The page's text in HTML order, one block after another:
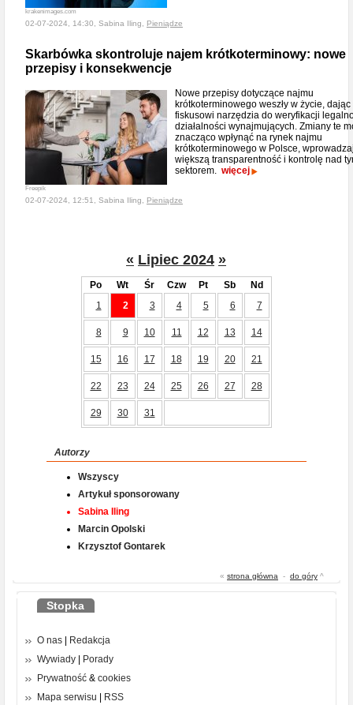
krakenimages.com
02-07-2024, 14:30, Sabina Iling, Pieniądze
Skarbówka skontroluje najem krótkoterminowy: nowe
przepisy i konsekwencje
Freepik
Nowe przepisy dotyczące najmu
krótkoterminowego weszły w życie, dając
fiskusowi narzędzia do weryfikacji
działalności wynajmujących. Zmiany te
znacząco wpłynąć na rynek najmu
krótkoterminowego w Polsce,
większą transparentność i kontrolę nad
sektorem. więcej
02-07-2024, 12:51, Sabina Iling, Pieniądze
« Lipiec 2024 »
Po Wt Śr Czw Pt Sb
Nd
1
2 3 4 5 6 7
8 9 10 11 12 13 14
15 16 17 18 19 20 21
22 23 24 25 26 27 28
29 30 31
Autorzy
Wszyscy
Artykuł sponsorowany
Sabina Iling
Marcin Opolski
Krzysztof Gontarek
« strona główna - do góry ^
Stopka
O nas
Redakcja
Wywiady
Porady
Prywatność & cookies
Mapa serwisu
RSS